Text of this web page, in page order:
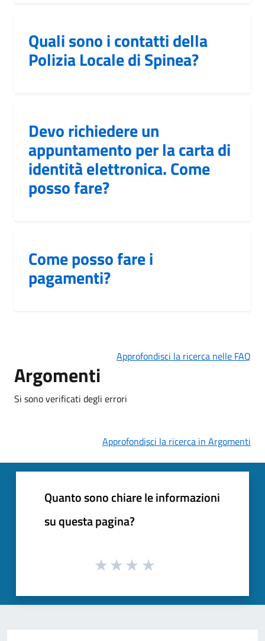
Quali sono i contatti della
Polizia Locale di Spinea?
Devo richiedere un
appuntamento per la carta di
identità elettronica. Come
posso fare?
Come posso fare i
pagamenti?
Approfondisci la ricerca nelle FAQ
Argomenti
Si sono verificati degli errori
Approfondisci la ricerca in Argomenti
Quanto sono chiare le informazioni
su questa pagina?